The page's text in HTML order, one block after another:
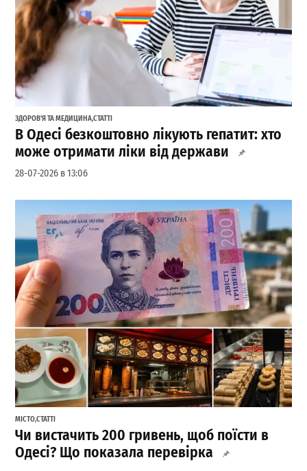
ЗДОРОВ'Я ТА МЕДИЦИНА,СТАТТІ
В Одесі безкоштовно лікують гепатит: хто
може отримати ліки від держави
28-07-2026 в 13:06
МІСТО,СТАТТІ
Чи вистачить 200 гривень, щоб поїсти в
Одесі? Що показала перевірка